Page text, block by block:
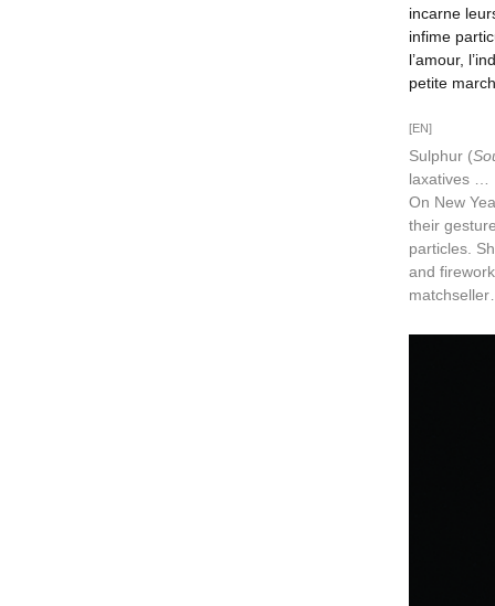
incarne
infime
l’amour,
petite
[EN]
Sulphur (
laxatives …
On New
their
particles.
and